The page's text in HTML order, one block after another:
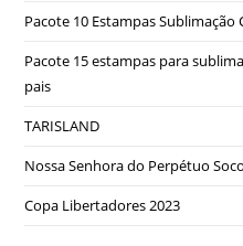
Pacote 10 Estampas
Pacote 15 estampas para
pais
TARISLAND
Nossa Senhora do Perpétuo
Copa Libertadores 2023